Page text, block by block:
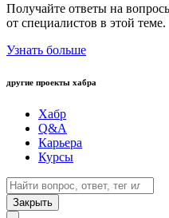
Получайте ответы на
от специалистов в этой теме.
Узнать больше
другие проекты хабра
Хабр
Q&A
Карьера
Курсы
Закрыть